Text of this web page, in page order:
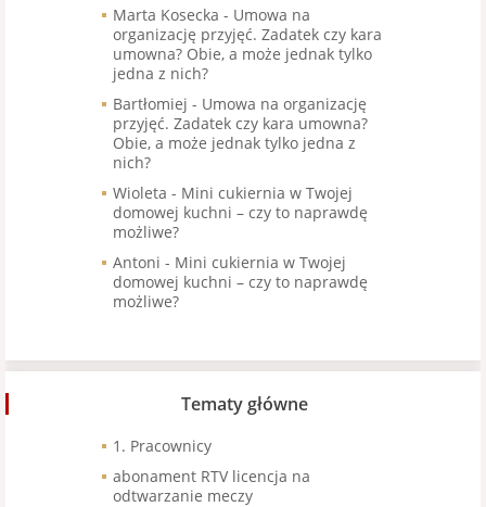
Marta Kosecka - Umowa na
organizację przyjęć. Zadatek czy kara
umowna? Obie, a może jednak tylko
jedna z nich?
Bartłomiej - Umowa na organizację
przyjęć. Zadatek czy kara umowna?
Obie, a może jednak tylko jedna z
nich?
Wioleta - Mini cukiernia w Twojej
domowej kuchni – czy to naprawdę
możliwe?
Antoni - Mini cukiernia w Twojej
domowej kuchni – czy to naprawdę
możliwe?
Tematy główne
1. Pracownicy
abonament RTV licencja na
odtwarzanie meczy